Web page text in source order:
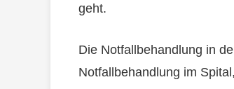
geht.
Die Notfallbehandlung in
Notfallbehandlung im